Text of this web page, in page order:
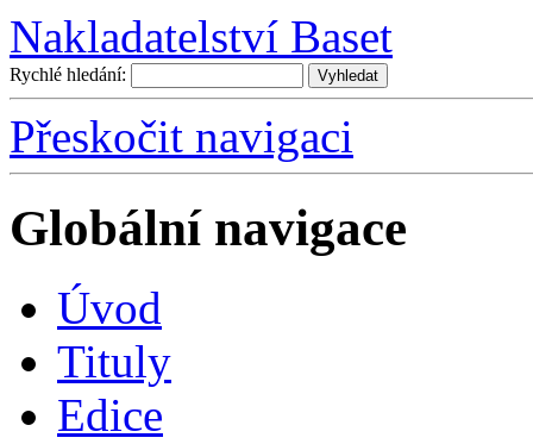
Nakladatelství Baset
Rychlé hledání:
Přeskočit navigaci
Globální navigace
Úvod
Tituly
Edice